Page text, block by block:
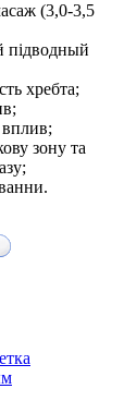
(3,0-3,5
підводный
хребта;
зону та